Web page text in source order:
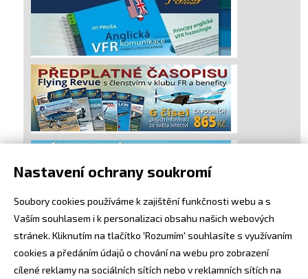
Nastavení ochrany soukromí
Soubory cookies používáme k zajištění funkčnosti webu a s
Vaším souhlasem i k personalizaci obsahu našich webových
stránek. Kliknutím na tlačítko 'Rozumím' souhlasíte s využívaním
cookies a předáním údajů o chování na webu pro zobrazení
cílené reklamy na sociálních sítích nebo v reklamních sítích na